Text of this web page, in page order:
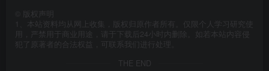
版权声明
1、本站资料均从网上收集，版权归原作者所有。仅限个人学习研究使
用，严禁用于商业用途，请于下载后24小时内删除。如若本站内容侵
犯了原著者的合法权益，可联系我们进行处理。
THE END